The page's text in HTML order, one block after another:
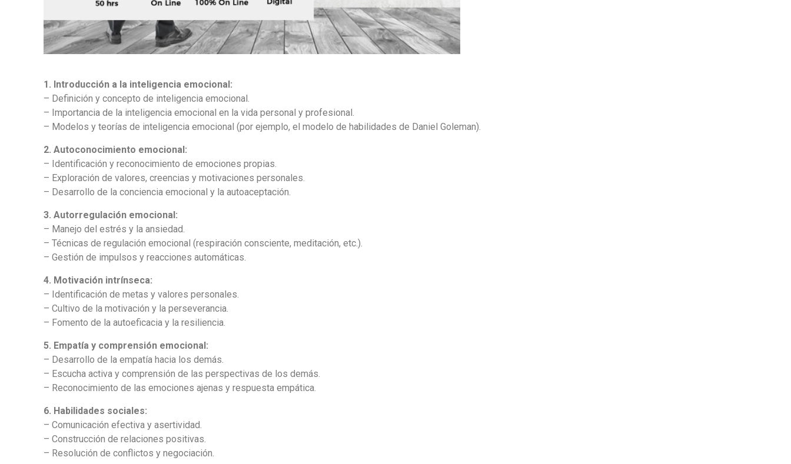
1. Introducción a la inteligencia emocional:
– Definición y concepto de inteligencia emocional.
– Importancia de la inteligencia emocional en la vida personal y profesional.
– Modelos y teorías de inteligencia emocional (por ejemplo, el modelo de habilidades de Daniel Goleman).
2. Autoconocimiento emocional:
– Identificación y reconocimiento de emociones propias.
– Exploración de valores, creencias y motivaciones personales.
– Desarrollo de la conciencia emocional y la autoaceptación.
3. Autorregulación emocional:
– Manejo del estrés y la ansiedad.
– Técnicas de regulación emocional (respiración consciente, meditación, etc.).
– Gestión de impulsos y reacciones automáticas.
4. Motivación intrínseca:
– Identificación de metas y valores personales.
– Cultivo de la motivación y la perseverancia.
– Fomento de la autoeficacia y la resiliencia.
5. Empatía y comprensión emocional:
– Desarrollo de la empatía hacia los demás.
– Escucha activa y comprensión de las perspectivas de los demás.
– Reconocimiento de las emociones ajenas y respuesta empática.
6. Habilidades sociales:
– Comunicación efectiva y asertividad.
– Construcción de relaciones positivas.
– Resolución de conflictos y negociación.